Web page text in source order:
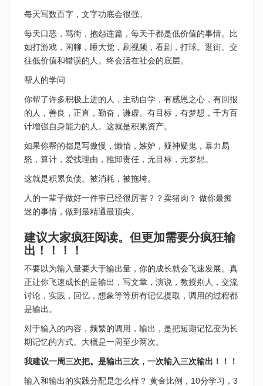
每天写数百字，文字功底会很强。
每天口恶，骂街，抱怨连篇，每天干都是低价值的事情。比
如打游戏，闲聊，睡大觉，刷视频，看剧，打球。逛街。交
往低价值和错误的人。终会活在社会的底层。
帮人的学问
你帮了许多积极上进的人，主动自学，有感恩之心，有回报
的人，善良，正直，勤奋，谦虚。有目标，有梦想，千方百
计增强自身能力的人。这就是积累资产。
如果你帮的都是写傲慢，懒惰，嫉妒，疑神疑鬼，暴力易
怒，算计，爱找理由，推卸责任，无目标，无梦想。
这就是积累负债。被消耗，被拖垮。
人的一辈子做好一件事已经很厉害？？卖猪肉？ 做你最痴
迷的事情，做到最精通最顶尖。
建议大家疯狂阅读。但更加需要分疯狂输
出！！！！
不要以为输入量要大于输出量，你的成长就会飞速发展。真
正让你飞速成长的是输出，写文章，演说，教授别人，交流
讨论，实践，回忆，想象等等所有记忆提取，调用的过程都
是输出。
对于输入的内容，频繁的调用，输出，是把短期记忆变为长
期记忆的方式。大概是一周至少两次。
我建议一周三次把。是输出三次，一次输入三次输出！！！
输入和输出的实践分配是怎么样？ 黄金比例，10分学习，3